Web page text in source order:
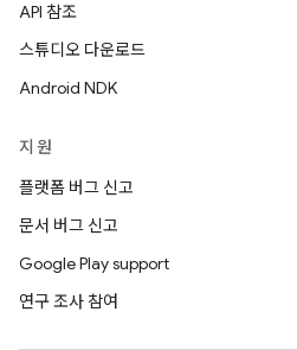
API 참조
스튜디오 다운로드
Android NDK
지원
플랫폼 버그 신고
문서 버그 신고
Google Play support
연구 조사 참여